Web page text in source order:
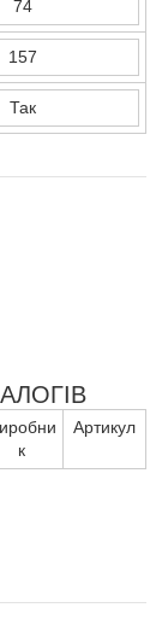
74
157
Так
к
Артикул